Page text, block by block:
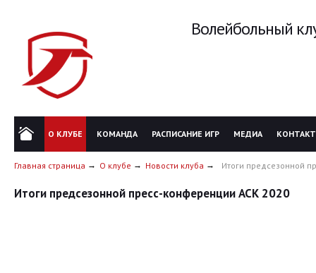
Волейбольный
О КЛУБЕ КОМАНДА РАСПИСАНИЕ ИГР МЕДИА
Главная страница О клубе Новости клуба Итоги предсезонной
Итоги предсезонной пресс-конференции АСК 2020